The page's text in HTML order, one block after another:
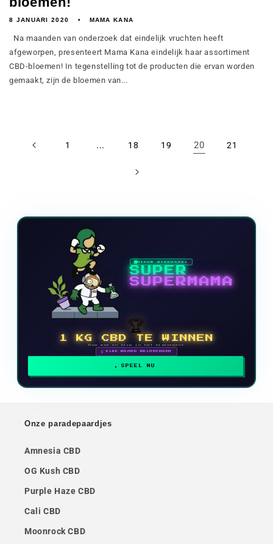
8 JANUARI 2020 MAMA KANA
Na maanden van onderzoek dat eindelijk vruchten heeft
afgeworpen, presenteert Mama Kana eindelijk haar assortiment
CBD-bloemen! In tegenstelling tot de producten die ervan worden
gemaakt, zijn de bloemen van...
1 ... 18 19 20 21
NIEUW VIDEOSPEL
SUPER
SUPERMAMA
🏆
1 KG CBD TE WINNEN
Doe mee en klim in het klassement
🗓 ELKE MAAND BELONINGEN
SPEEL NU
Onze paradepaardjes
Amnesia CBD
OG Kush CBD
Purple Haze CBD
Cali CBD
Moonrock CBD